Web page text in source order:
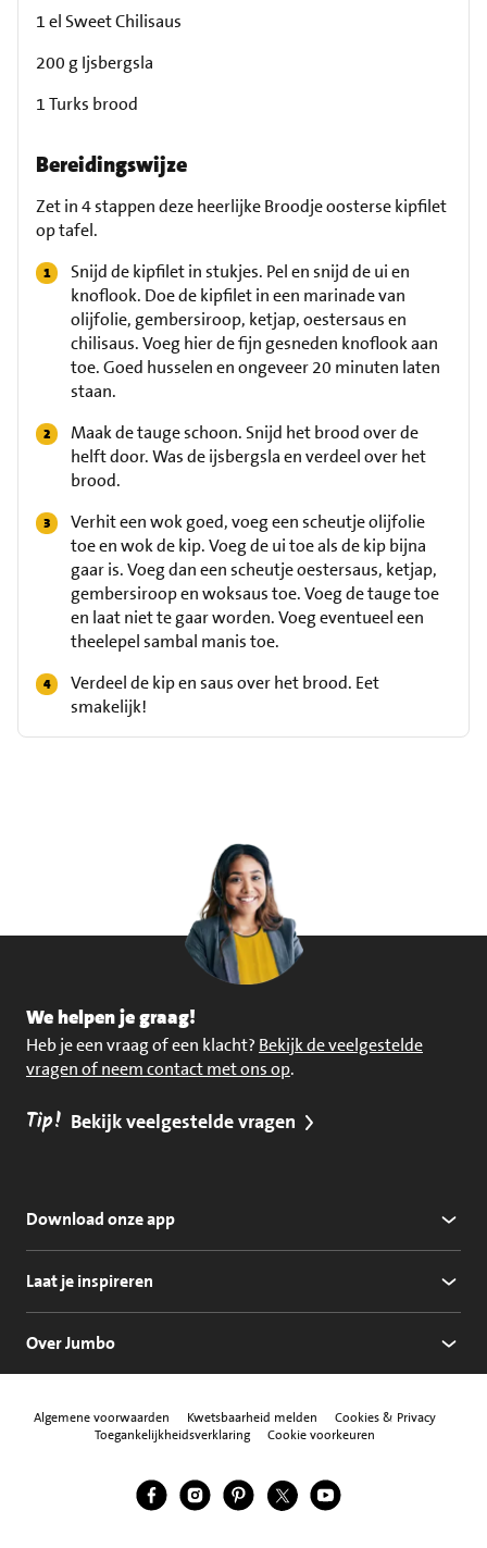
1 el Sweet Chilisaus
200 g Ijsbergsla
1 Turks brood
Bereidingswijze
Zet in 4 stappen deze heerlijke Broodje oosterse kipfilet
op tafel.
Snijd de kipfilet in stukjes. Pel en snijd de ui en
knoflook. Doe de kipfilet in een marinade van
olijfolie, gembersiroop, ketjap, oestersaus en
chilisaus. Voeg hier de fijn gesneden knoflook aan
toe. Goed husselen en ongeveer 20 minuten laten
staan.
Maak de tauge schoon. Snijd het brood over de
helft door. Was de ijsbergsla en verdeel over het
brood.
Verhit een wok goed, voeg een scheutje olijfolie
toe en wok de kip. Voeg de ui toe als de kip bijna
gaar is. Voeg dan een scheutje oestersaus, ketjap,
gembersiroop en woksaus toe. Voeg de tauge toe
en laat niet te gaar worden. Voeg eventueel een
theelepel sambal manis toe.
Verdeel de kip en saus over het brood. Eet
smakelijk!
We helpen je graag!
Heb je een vraag of een klacht? Bekijk de veelgestelde
vragen of neem contact met ons op.
Tip! Bekijk veelgestelde vragen
Download onze app
Laat je inspireren
Over Jumbo
Algemene voorwaarden Kwetsbaarheid melden
Cookies & Privacy
Toegankelijkheidsverklaring
Cookie voorkeuren
Volg ons
Jumbo Facebook
Jumbo Instagram
Jumbo Pinterest
Jumbo Twitter
Jumbo YouTube